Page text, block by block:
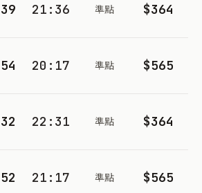
21:36 準點 $364
20:17 準點 $565
22:31 準點 $364
21:17 準點 $565